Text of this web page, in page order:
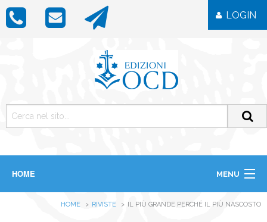
LOGIN
HOME MENU
HOME RIVISTE IL PIÙ GRANDE PERCHÉ IL PIÙ NASCOSTO